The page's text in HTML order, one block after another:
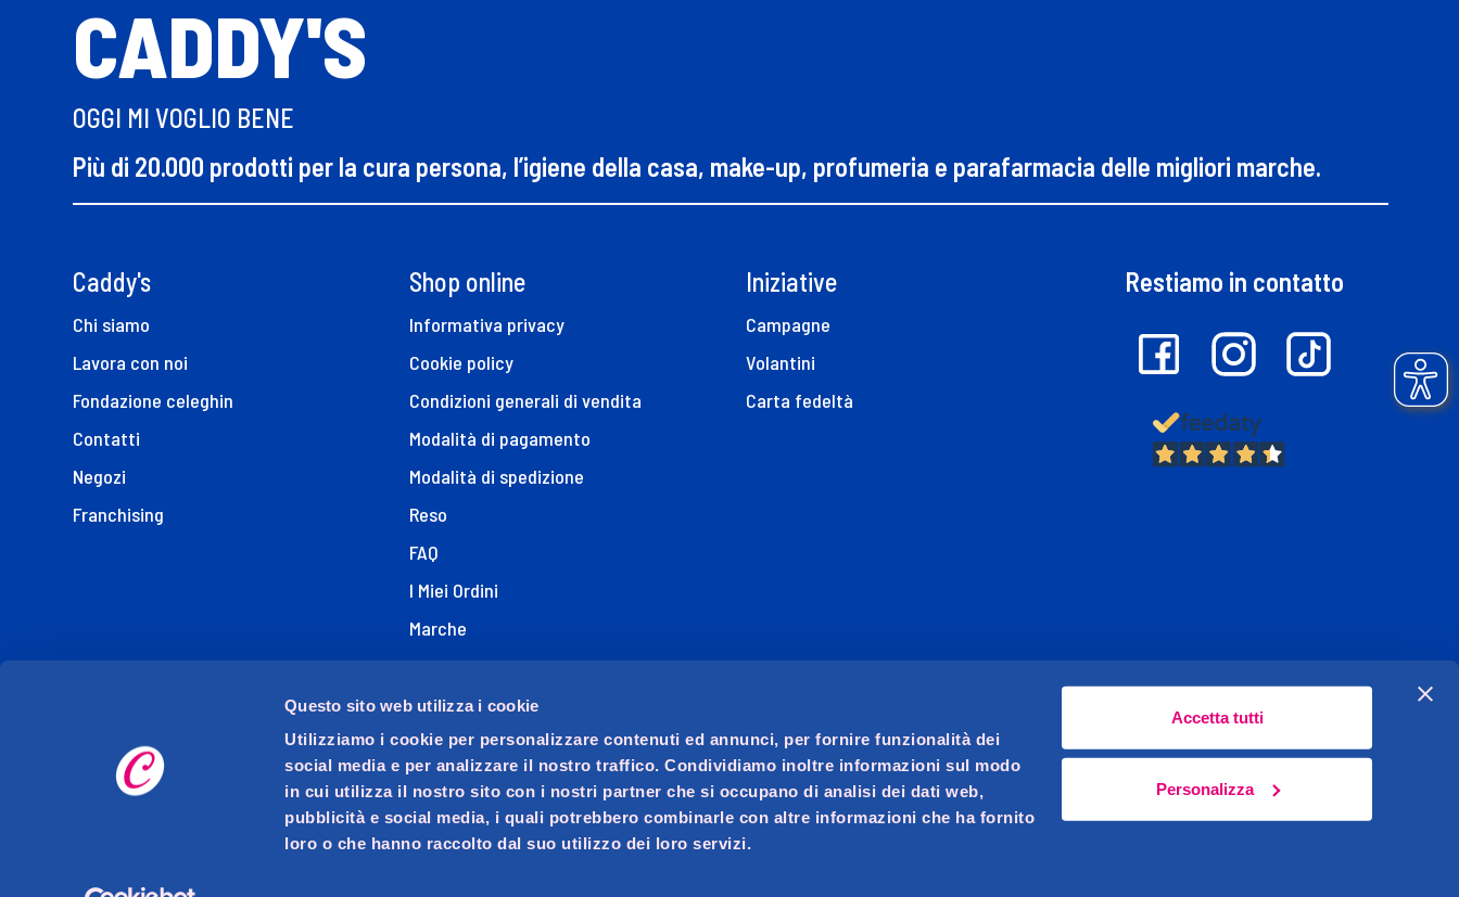
Questo sito web utilizza i cookie
Utilizziamo i cookie per personalizzare contenuti ed annunci, per fornire funzionalità dei
social media e per analizzare il nostro traffico. Condividiamo inoltre informazioni sul modo
in cui utilizza il nostro sito con i nostri partner che si occupano di analisi dei dati web,
pubblicità e social media, i quali potrebbero combinarle con altre informazioni che ha fornito
loro o che hanno raccolto dal suo utilizzo dei loro servizi.
Accetta tutti
Personalizza
CADDY'S
OGGI MI VOGLIO BENE
Più di 20.000 prodotti per la cura persona, l’igiene della casa, make-up, profumeria e parafarmacia delle migliori marche.
Caddy's
Chi siamo
Lavora con noi
Fondazione celeghin
Contatti
Negozi
Franchising
Shop online
Informativa privacy
Cookie policy
Condizioni generali di vendita
Modalità di pagamento
Modalità di spedizione
Reso
FAQ
I Miei Ordini
Marche
Dichiarazione di Accessibilità
Iniziative
Campagne
Volantini
Carta fedeltà
Restiamo in contatto
D.M.O. DETTAGLIO MODERNO ORGANIZZATO S.p.A. con socio unico. Società soggetta a direzione e coordinamento di Celeghin Giovanni S.r.l. Sede legale Pernumia (PD)